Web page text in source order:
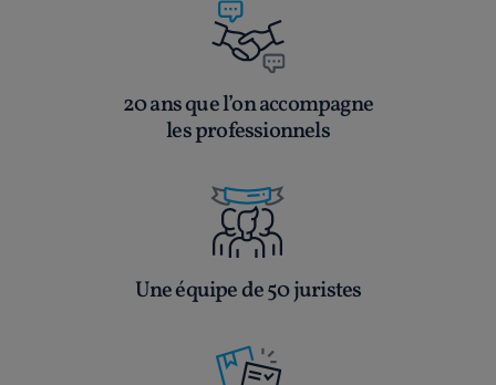
20 ans que l’on accompagne
les professionnels
Une équipe de 50 juristes